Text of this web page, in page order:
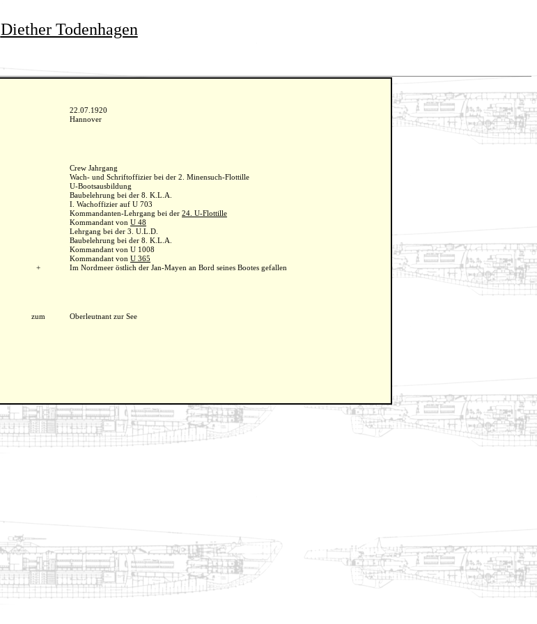
Diether Todenhagen
22.07.1920
Hannover
Crew Jahrgang
Wach- und Schriftoffizier bei der 2. Minensuch-Flottille
U-Bootsausbildung
Baubelehrung bei der 8. K.L.A.
I. Wachoffizier auf U 703
Kommandanten-Lehrgang bei der 24. U-Flottille
Kommandant von U 48
Lehrgang bei der 3. U.L.D.
Baubelehrung bei der 8. K.L.A.
Kommandant von U 1008
Kommandant von U 365
+ Im Nordmeer östlich der Jan-Mayen an Bord seines Bootes gefallen
zum Oberleutnant zur See